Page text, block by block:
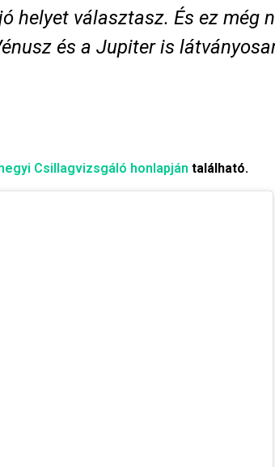
helyet választasz. És ez még
és a Jupiter is
Csillagvizsgáló honlapján található.